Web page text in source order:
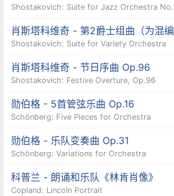
Shostakovich: Suite for Jazz Orchestra No.
肖斯塔科维奇 - 第2爵士组曲（为混编
Shostakovich: Suite for Variety Orchestra
肖斯塔科维奇 - 节日序曲 Op.96
Shostakovich: Festive Overture, Op.96
勋伯格 - 5首管弦乐曲 Op.16
Schönberg: Five Pieces for Orchestra
勋伯格 - 乐队变奏曲 Op.31
Schönberg: Variations for Orchestra
科普兰 - 朗诵和乐队《林肯肖像》
Copland: Lincoln Portrait